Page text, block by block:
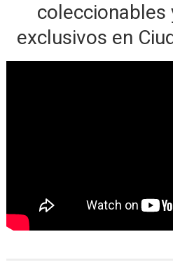
coleccionables
exclusivos en